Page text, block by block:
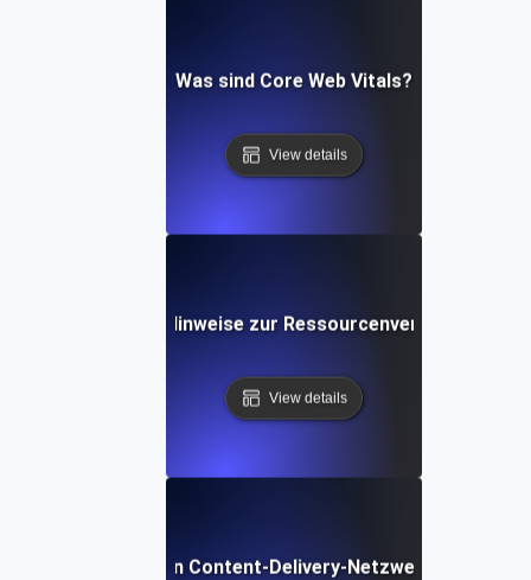
Was sind Core Web Vitals?
View details
Was sind Hinweise zur Ressourcenverwendung?
View details
Was ist ein Content-Delivery-Netzwerk (CDN)?